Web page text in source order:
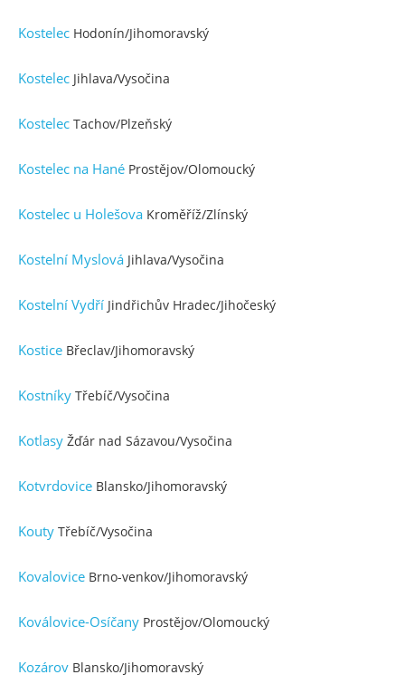
Kostelec Hodonín/Jihomoravský
Kostelec Jihlava/Vysočina
Kostelec Tachov/Plzeňský
Kostelec na Hané Prostějov/Olomoucký
Kostelec u Holešova Kroměříž/Zlínský
Kostelní Myslová Jihlava/Vysočina
Kostelní Vydří Jindřichův Hradec/Jihočeský
Kostice Břeclav/Jihomoravský
Kostníky Třebíč/Vysočina
Kotlasy Žďár nad Sázavou/Vysočina
Kotvrdovice Blansko/Jihomoravský
Kouty Třebíč/Vysočina
Kovalovice Brno-venkov/Jihomoravský
Koválovice-Osíčany Prostějov/Olomoucký
Kozárov Blansko/Jihomoravský